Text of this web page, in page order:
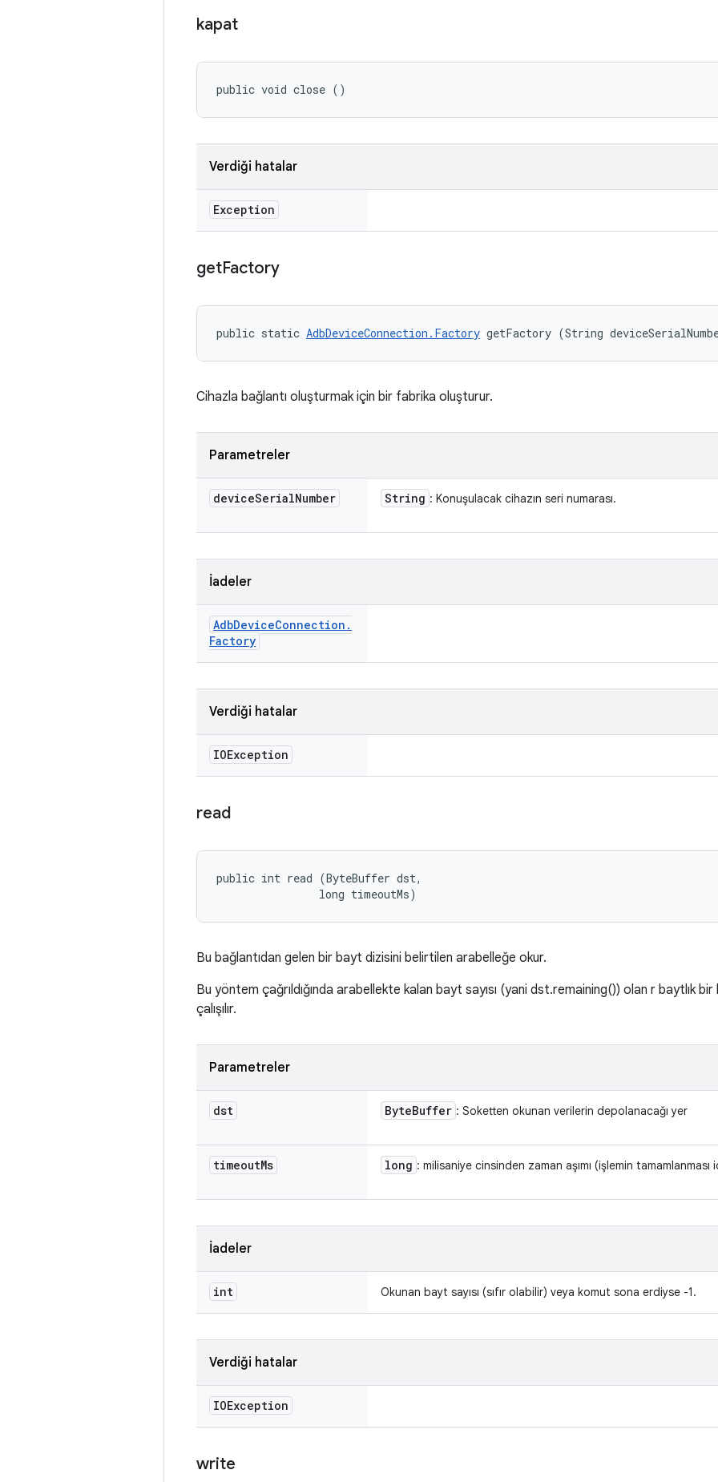
kapat
public void close ()
Verdiği hatalar
Exception
getFactory
public static AdbDeviceConnection.Factory getFactory (String
Cihazla bağlantı oluşturmak için bir fabrika oluşturur.
Parametreler
deviceSerialNumber String : Konuşulacak cihazın seri numarası.
İadeler
AdbDeviceConnection .
Factory
Verdiği hatalar
IOException
read
public int read (ByteBuffer dst,
                long timeoutMs)
Bu bağlantıdan gelen bir bayt dizisini belirtilen arabelleğe okur.
Bu yöntem çağrıldığında arabellekte kalan bayt sayısı (yani dst.remaining()) olan r baytlık
çalışılır.
Parametreler
dst ByteBuffer : Soketten okunan verilerin depolanacağı yer
timeoutMs long : milisaniye cinsinden zaman aşımı (işlemin tamamlanması
İadeler
int Okunan bayt sayısı (sıfır olabilir) veya komut sona erdiyse -1.
Verdiği hatalar
IOException
write